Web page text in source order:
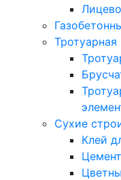
Сухие
Клей